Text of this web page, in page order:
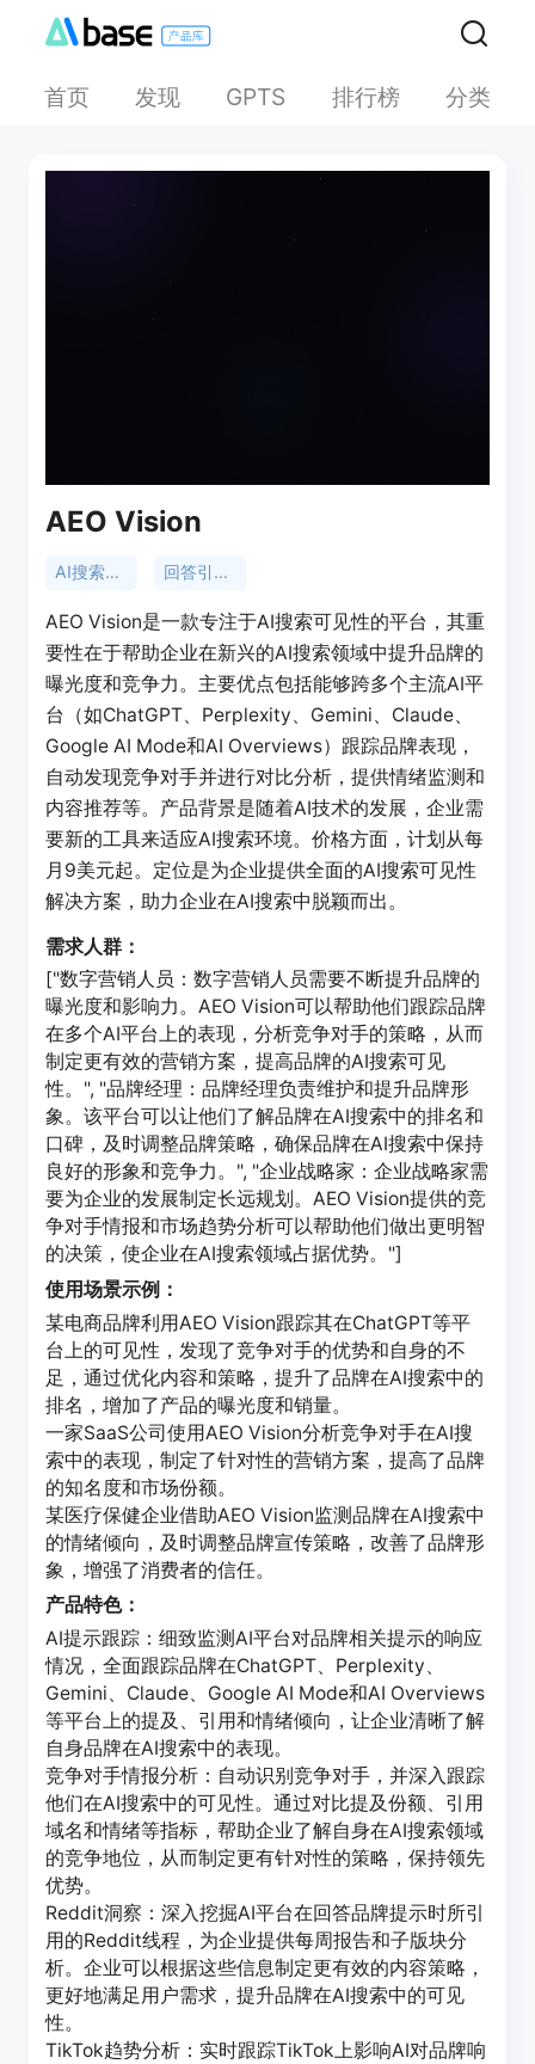
首页 发现 GPTS 排行榜 分类
AEO Vision
AI搜索可见性 回答引擎优化
AEO Vision是一款专注于AI搜索可见性的平台，其重
要性在于帮助企业在新兴的AI搜索领域中提升品牌的
曝光度和竞争力。主要优点包括能够跨多个主流AI平
台（如ChatGPT、Perplexity、Gemini、Claude、
Google AI Mode和AI Overviews）跟踪品牌表现，
自动发现竞争对手并进行对比分析，提供情绪监测和
内容推荐等。产品背景是随着AI技术的发展，企业需
要新的工具来适应AI搜索环境。价格方面，计划从每
月9美元起。定位是为企业提供全面的AI搜索可见性
解决方案，助力企业在AI搜索中脱颖而出。
需求人群：
["数字营销人员：数字营销人员需要不断提升品牌的
曝光度和影响力。AEO Vision可以帮助他们跟踪品牌
在多个AI平台上的表现，分析竞争对手的策略，从而
制定更有效的营销方案，提高品牌的AI搜索可见
性。", "品牌经理：品牌经理负责维护和提升品牌形
象。该平台可以让他们了解品牌在AI搜索中的排名和
口碑，及时调整品牌策略，确保品牌在AI搜索中保持
良好的形象和竞争力。", "企业战略家：企业战略家需
要为企业的发展制定长远规划。AEO Vision提供的竞
争对手情报和市场趋势分析可以帮助他们做出更明智
的决策，使企业在AI搜索领域占据优势。"]
使用场景示例：
某电商品牌利用AEO Vision跟踪其在ChatGPT等平
台上的可见性，发现了竞争对手的优势和自身的不
足，通过优化内容和策略，提升了品牌在AI搜索中的
排名，增加了产品的曝光度和销量。
一家SaaS公司使用AEO Vision分析竞争对手在AI搜
索中的表现，制定了针对性的营销方案，提高了品牌
的知名度和市场份额。
某医疗保健企业借助AEO Vision监测品牌在AI搜索中
的情绪倾向，及时调整品牌宣传策略，改善了品牌形
象，增强了消费者的信任。
产品特色：
AI提示跟踪：细致监测AI平台对品牌相关提示的响应
情况，全面跟踪品牌在ChatGPT、Perplexity、
Gemini、Claude、Google AI Mode和AI Overviews
等平台上的提及、引用和情绪倾向，让企业清晰了解
自身品牌在AI搜索中的表现。
竞争对手情报分析：自动识别竞争对手，并深入跟踪
他们在AI搜索中的可见性。通过对比提及份额、引用
域名和情绪等指标，帮助企业了解自身在AI搜索领域
的竞争地位，从而制定更有针对性的策略，保持领先
优势。
Reddit洞察：深入挖掘AI平台在回答品牌提示时所引
用的Reddit线程，为企业提供每周报告和子版块分
析。企业可以根据这些信息制定更有效的内容策略，
更好地满足用户需求，提升品牌在AI搜索中的可见
性。
TikTok趋势分析：实时跟踪TikTok上影响AI对品牌响